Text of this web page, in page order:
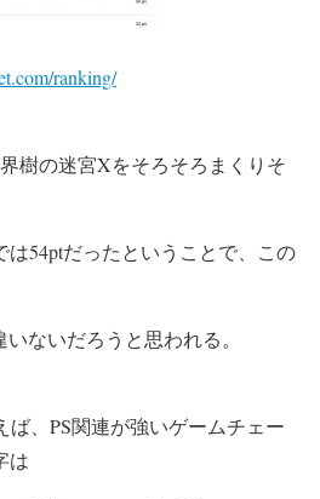
ranking/
樹の迷宮Xをそろそろまくりそ
54ptだったということで、この
ないだろうと思われる。
、PS関連が強いゲームチェー
は